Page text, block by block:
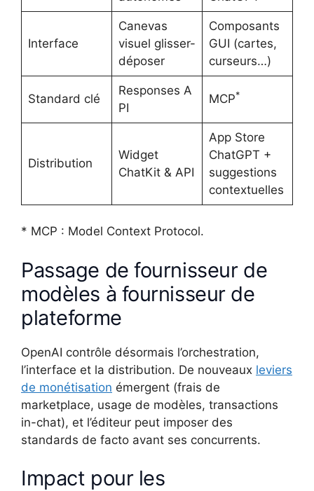
Interface
Canevas
visuel glisser-
déposer
Composants
GUI (cartes,
curseurs…)
Standard clé
Responses A
PI
MCP*
Distribution
Widget
ChatKit & API
App Store
ChatGPT +
suggestions
contextuelles
* MCP : Model Context Protocol.
Passage de fournisseur de
modèles à fournisseur de
plateforme
OpenAI contrôle désormais l’orchestration,
l’interface et la distribution. De nouveaux leviers
de monétisation émergent (frais de
marketplace, usage de modèles, transactions
in-chat), et l’éditeur peut imposer des
standards de facto avant ses concurrents.
Impact pour les